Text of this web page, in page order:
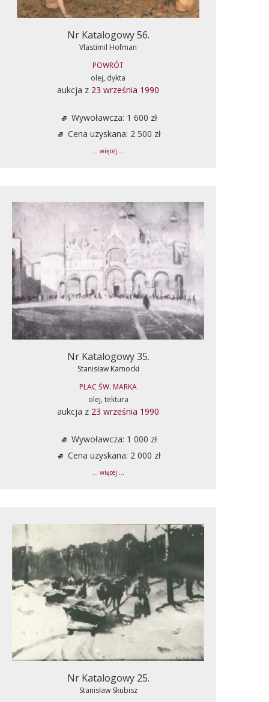
Nr Katalogowy 56.
Vlastimil Hofman
POWRÓT
olej, dykta
aukcja z 23 września 1990
Wywoławcza: 1 600 zł
Cena uzyskana: 2 500 zł
... więcej ...
Nr Katalogowy 35.
Stanisław Kamocki
PLAC ŚW. MARKA
olej, tektura
aukcja z 23 września 1990
Wywoławcza: 1 000 zł
Cena uzyskana: 2 000 zł
... więcej ...
Nr Katalogowy 25.
Stanisław Skubisz